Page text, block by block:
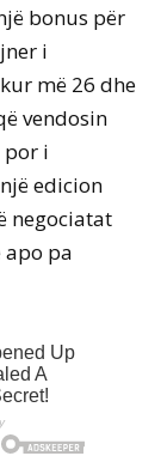
bonus për
i
më 26 dhe
vendosin
i
edicion
negociatat
apo pa